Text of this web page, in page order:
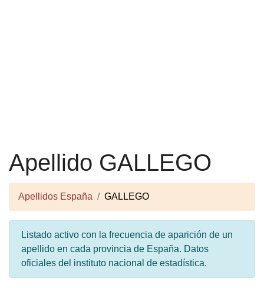
Apellido GALLEGO
Apellidos España GALLEGO
Listado activo con la frecuencia de aparición de un
apellido en cada provincia de España. Datos
oficiales del instituto nacional de estadística.